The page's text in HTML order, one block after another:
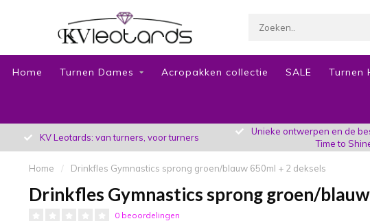
Home Turnen Dames Acropakken collectie SALE Turnen
KV Leotards: van turners, voor turners
Unieke ontwerpen en de
Time to
Home / Drinkfles Gymnastics sprong groen/blauw 650ml + 2 deksels
Drinkfles Gymnastics sprong groen/
0 beoordelingen